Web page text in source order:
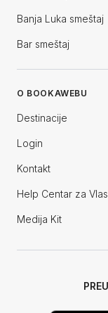
Banja Luka smeštaj
Bar smeštaj
O BOOKAWEBU
Destinacije
Login
Kontakt
Help Centar za
Medija Kit